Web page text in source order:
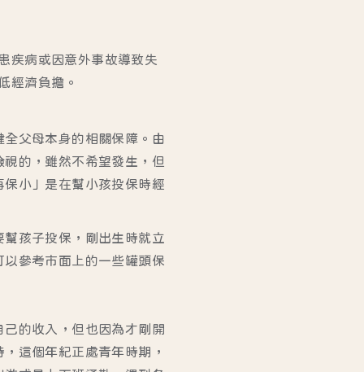
疾病或因意外事故導致失
經濟負擔。
父母本身的相關保障。由
的，雖然不希望發生，但
小」是在幫小孩投保時經
孩子投保，剛出生時就立
參考市面上的一些罐頭保
的收入，但也因為才剛開
這個年紀正處青年時期，